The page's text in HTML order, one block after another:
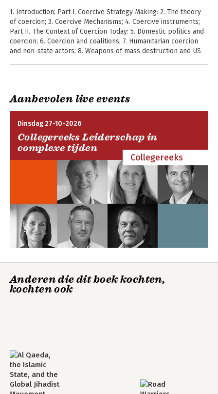
Spreading Hate
Bekijk alle boeken
1. Introduction; Part I. Coercive Strategy Making: 2. The theory
of coercion; 3. Coercive Mechanisms; 4. Coercive instruments;
Part II. The Context of Coercion Today: 5. Domestic politics and
coercion; 6. Coercion and coalitions; 7. Humanitarian coercion
and non-state actors; 8. Weapons of mass destruction and US
Aanbevolen live events
Dinsdag 27-10-2026
Collegereeks Leiderschap in
complexe tijden
Collegereeks
Anderen die dit boek kochten,
kochten ook